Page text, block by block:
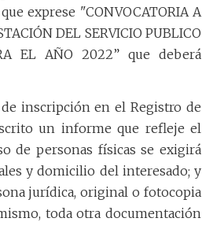
exprese "CONVOCATORIA A
DEL SERVICIO PUBLICO
EL AÑO 2022” que deberá
inscripción en el Registro de
un informe que refleje el
de personas físicas se exigirá
y domicilio del interesado; y
jurídica, original o fotocopia
toda otra documentación